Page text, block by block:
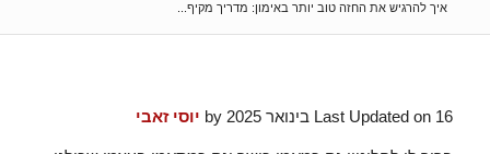
איך להרגיש את החזה טוב יותר באימון: מדריך מקיף...
Last Updated on 16 בינואר 2025 by יוסי זאבי